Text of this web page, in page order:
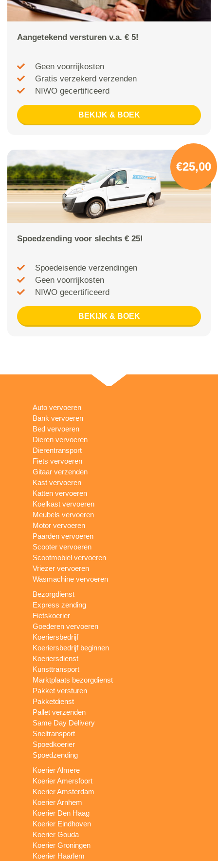
Aangetekend versturen v.a. € 5!
Geen voorrijkosten
Gratis verzekerd verzenden
NIWO gecertificeerd
BEKIJK & BOEK
€25,00
Spoedzending voor slechts € 25!
Spoedeisende verzendingen
Geen voorrijkosten
NIWO gecertificeerd
BEKIJK & BOEK
Auto vervoeren
Bank vervoeren
Bed vervoeren
Dieren vervoeren
Dierentransport
Fiets vervoeren
Gitaar verzenden
Kast vervoeren
Katten vervoeren
Koelkast vervoeren
Meubels vervoeren
Motor vervoeren
Paarden vervoeren
Scooter vervoeren
Scootmobiel vervoeren
Vriezer vervoeren
Wasmachine vervoeren
Bezorgdienst
Express zending
Fietskoerier
Goederen vervoeren
Koeriersbedrijf
Koeriersbedrijf beginnen
Koeriersdienst
Kunsttransport
Marktplaats bezorgdienst
Pakket versturen
Pakketdienst
Pallet verzenden
Same Day Delivery
Sneltransport
Spoedkoerier
Spoedzending
Koerier Almere
Koerier Amersfoort
Koerier Amsterdam
Koerier Arnhem
Koerier Den Haag
Koerier Eindhoven
Koerier Gouda
Koerier Groningen
Koerier Haarlem